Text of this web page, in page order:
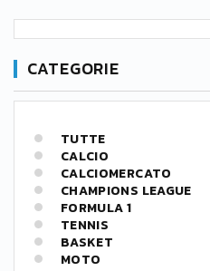
CATEGORIE
TUTTE
CALCIO
CALCIOMERCATO
CHAMPIONS LEAGUE
FORMULA 1
TENNIS
BASKET
MOTO